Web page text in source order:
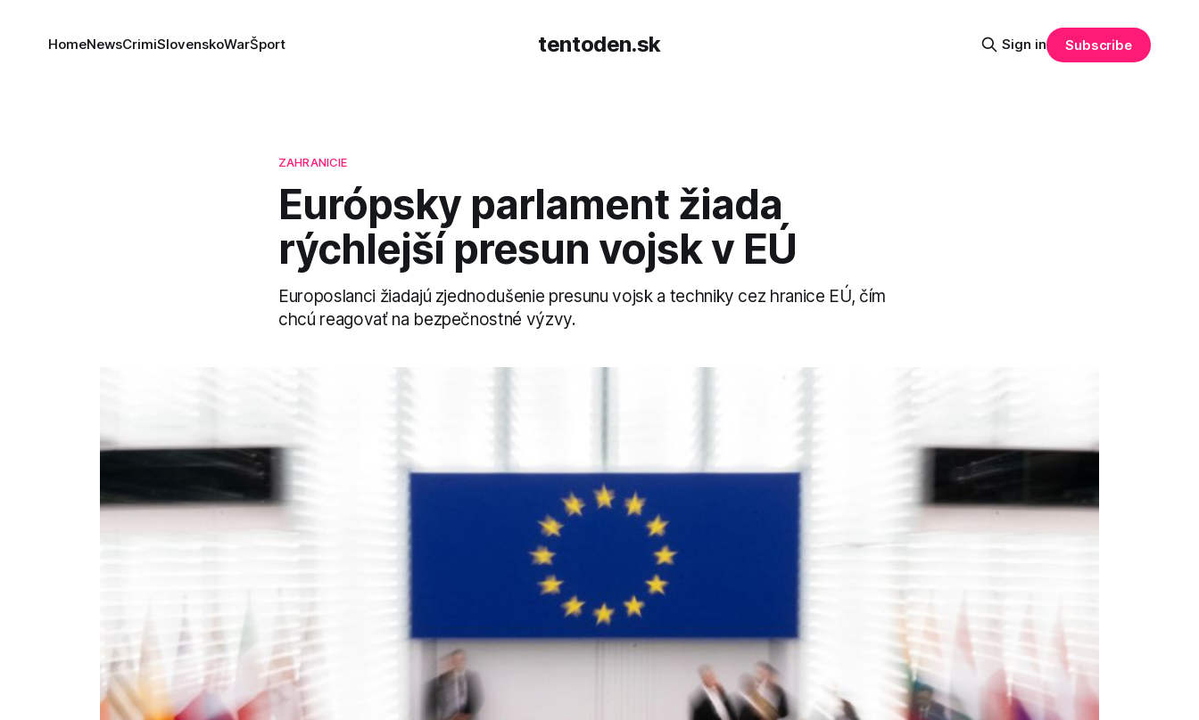
tentoden.sk
HomeNewsCrimiSlovenskoWarŠport Sign in Subscribe
ZAHRANICIE
Európsky parlament žiada
rýchlejší presun vojsk v EÚ
Europoslanci žiadajú zjednodušenie presunu vojsk a techniky cez hranice EÚ, čím
chcú reagovať na bezpečnostné výzvy.